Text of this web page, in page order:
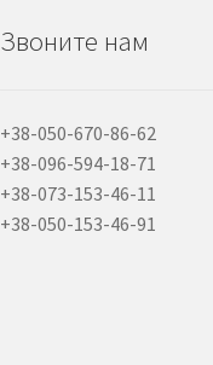
Звоните нам
+38-050-670-86-62
+38-096-594-18-71
+38-073-153-46-11
+38-050-153-46-91